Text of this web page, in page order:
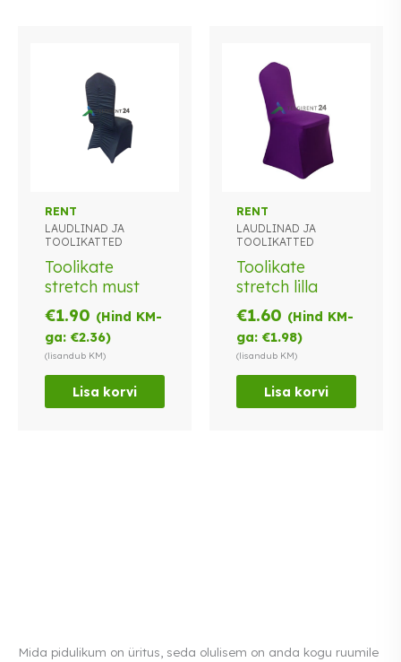
RENT
LAUDLINAD JA
TOOLIKATTED
Toolikate
stretch must
€1.90 (Hind KM-
ga:€2.36)
(lisandub KM)
Lisa korvi
RENT
LAUDLINAD JA
TOOLIKATTED
Toolikate
stretch lilla
€1.60 (Hind KM-
ga:€1.98)
(lisandub KM)
Lisa korvi
Mida pidulikum on üritus, seda olulisem on anda kogu ruumile